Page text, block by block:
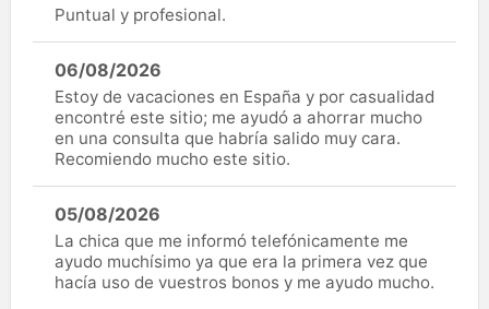
Puntual y profesional.
06/08/2026
Estoy de vacaciones en España y por casualidad
encontré este sitio; me ayudó a ahorrar mucho
en una consulta que habría salido muy cara.
Recomiendo mucho este sitio.
05/08/2026
La chica que me informó telefónicamente me
ayudo muchísimo ya que era la primera vez que
hacía uso de vuestros bonos y me ayudo mucho.